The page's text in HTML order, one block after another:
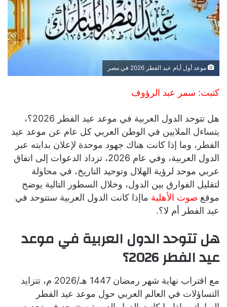
موعد أول أيام عيد الفطر 2026 في مصر
كتبت: سمر عبد الرؤوف
هل تتوحد الدول العربية في موعد عيد الفطر 2026؟،
يتساءل الملايين في الوطن العربي كل عام عن موعد عيد
الفطر، وما إذا كانت هناك جهود موحدة لإعلان بدايته عبر
الدول العربية، وفي عام 2026، تزداد الدعوات إلى اتفاق
عربي موحد لرؤية الهلال وتوحيد التاريخ، في محاولة
لتقليل الفوارق بين الدول، وخلال السطور التالية يوضح
موقع صوت الأهلية ماإذا كانت الدول العربية ستتوحد في
عيد الفطر أم لا؟.
هل تتوحد الدول العربية في موعد
عيد الفطر 2026؟
مع اقتراب نهاية شهر رمضان 1447 هـ/2026 م، تتزايد
التساؤلات في العالم العربي حول موعد عيد الفطر